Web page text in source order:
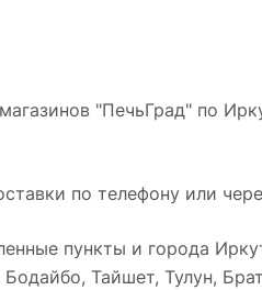
"ПечьГрад" по
по телефону или
пункты и города
Тайшет, Тулун,